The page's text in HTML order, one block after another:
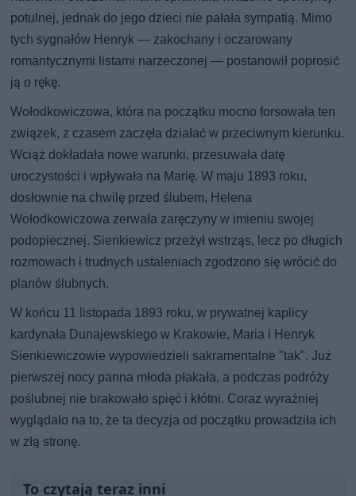
potulnej, jednak do jego dzieci nie pałała sympatią. Mimo
tych sygnałów Henryk — zakochany i oczarowany
romantycznymi listami narzeczonej — postanowił poprosić
ją o rękę.
Wołodkowiczowa, która na początku mocno forsowała ten
związek, z czasem zaczęła działać w przeciwnym kierunku.
Wciąż dokładała nowe warunki, przesuwała datę
uroczystości i wpływała na Marię. W maju 1893 roku,
dosłownie na chwilę przed ślubem, Helena
Wołodkowiczowa zerwała zaręczyny w imieniu swojej
podopiecznej. Sienkiewicz przeżył wstrząs, lecz po długich
rozmowach i trudnych ustaleniach zgodzono się wrócić do
planów ślubnych.
W końcu 11 listopada 1893 roku, w prywatnej kaplicy
kardynała Dunajewskiego w Krakowie, Maria i Henryk
Sienkiewiczowie wypowiedzieli sakramentalne "tak". Już
pierwszej nocy panna młoda płakała, a podczas podróży
poślubnej nie brakowało spięć i kłótni. Coraz wyraźniej
wyglądało na to, że ta decyzja od początku prowadziła ich
w złą stronę.
To czytają teraz inni